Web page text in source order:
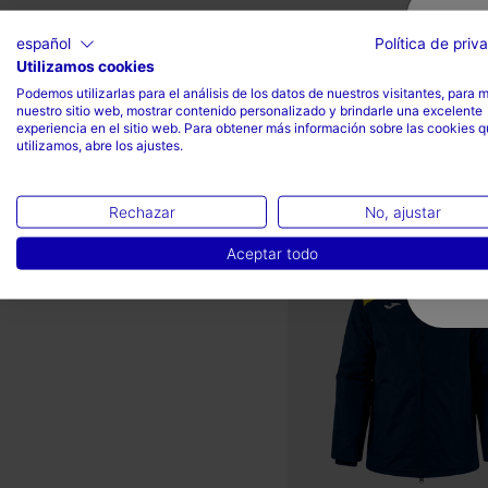
Anorak Hombre Trivor II
Mex$ 1.149,00 -Mex$
Colores disponibles
5 sobre 5 de valoración de
español
Política de
Utilizamos cookies
Podemos utilizarlas para el análisis de los datos de nuestros visitantes, para
nuestro sitio web, mostrar contenido personalizado y brindarle una excelente
experiencia en el sitio web. Para obtener más información sobre las cookies
utilizamos, abre los ajustes.
Rechazar No, ajustar
Aceptar todo